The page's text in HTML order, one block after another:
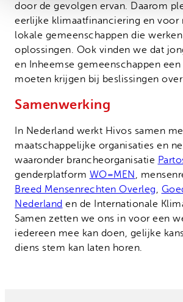
door de gevolgen ervan. Daarom
eerlijke klimaatfinanciering en voor
lokale gemeenschappen die
oplossingen. Ook vinden we dat
en Inheemse gemeenschappen
moeten krijgen bij beslissingen
Samenwerking
In Nederland werkt Hivos samen
maatschappelijke organisaties en
waaronder brancheorganisatie
genderplatform WO=MEN ,
Breed Mensenrechten Overleg,
Nederland en de Internationale
Samen zetten we ons in voor een
iedereen mee kan doen, gelijke
diens stem kan laten horen.